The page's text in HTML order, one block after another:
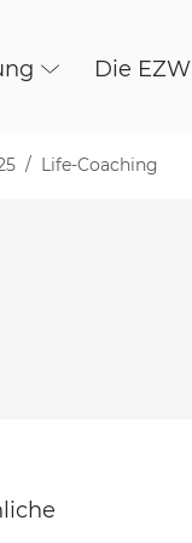
Die EZW
Life-Coaching